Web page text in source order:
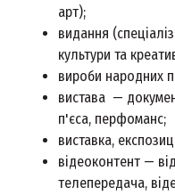
арт);
видання
культури та
вироби народних
вистава —
п'єса, перфоманс;
виставка,
відеоконтент —
телепередача,